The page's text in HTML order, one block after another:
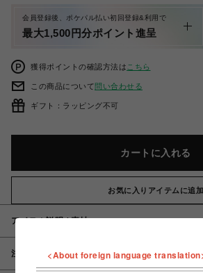
会員登録後、ポケパル払い初回登録&利用で
最大1,500円分ポイント進呈
獲得ポイントの確認方法は こちら
この商品について問い合わせる
ギフト：ラッピング不可
カートに入れる
お気に入りアイテムに追加
アイテム説明 / 素材
注意事項 <About foreign language